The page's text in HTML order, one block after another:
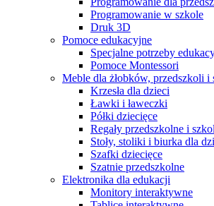
Programowanie w szkole
Druk 3D
Pomoce edukacyjne
Specjalne potrzeby
Pomoce Montessori
Meble dla żłobków, przedszkoli i
Krzesła dla dzieci
Ławki i ławeczki
Półki dziecięce
Regały przedszkolne i
Stoły, stoliki i biurka dla
Szafki dziecięce
Szatnie przedszkolne
Elektronika dla edukacji
Monitory interaktywne